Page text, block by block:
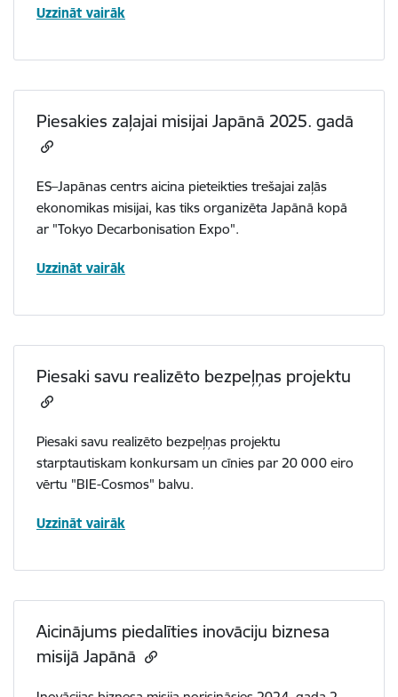
Uzzināt vairāk
Piesakies zaļajai misijai Japānā 2025. gadā
ES–Japānas centrs aicina pieteikties trešajai zaļās
ekonomikas misijai, kas tiks organizēta Japānā kopā
ar "Tokyo Decarbonisation Expo".
Uzzināt vairāk
Piesaki savu realizēto bezpeļņas projektu
Piesaki savu realizēto bezpeļņas projektu
starptautiskam konkursam un cīnies par 20 000 eiro
vērtu "BIE-Cosmos" balvu.
Uzzināt vairāk
Aicinājums piedalīties inovāciju biznesa
misijā Japānā